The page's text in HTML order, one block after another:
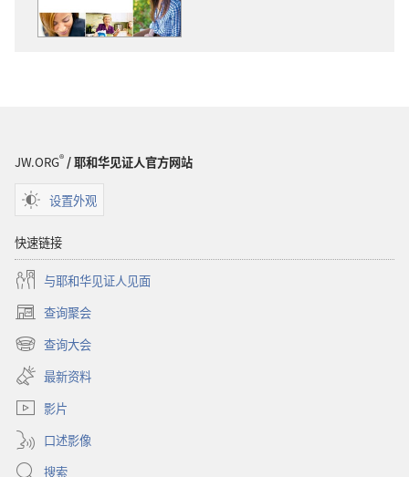
吗？
JW.ORG®/ 耶和华见证人官方网站
设置外观
快速链接
与耶和华见证人见面
查询聚会
（打
开
新
窗
口）
查询大会
（打
开
新
窗
最新资料
影片
口述影像
搜索